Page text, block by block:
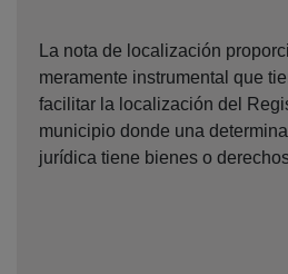
La nota de localización
meramente instrumental que
facilitar la localización del
municipio donde una
jurídica tiene bienes o